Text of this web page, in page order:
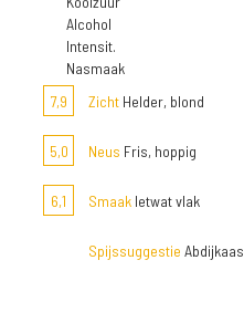
Alcohol
Intensit.
Nasmaak
7,9
Zicht Helder, blond
5,0 Neus Fris, hoppig
6,1 Smaak Ietwat vlak
Spijssuggestie Abdijkaas